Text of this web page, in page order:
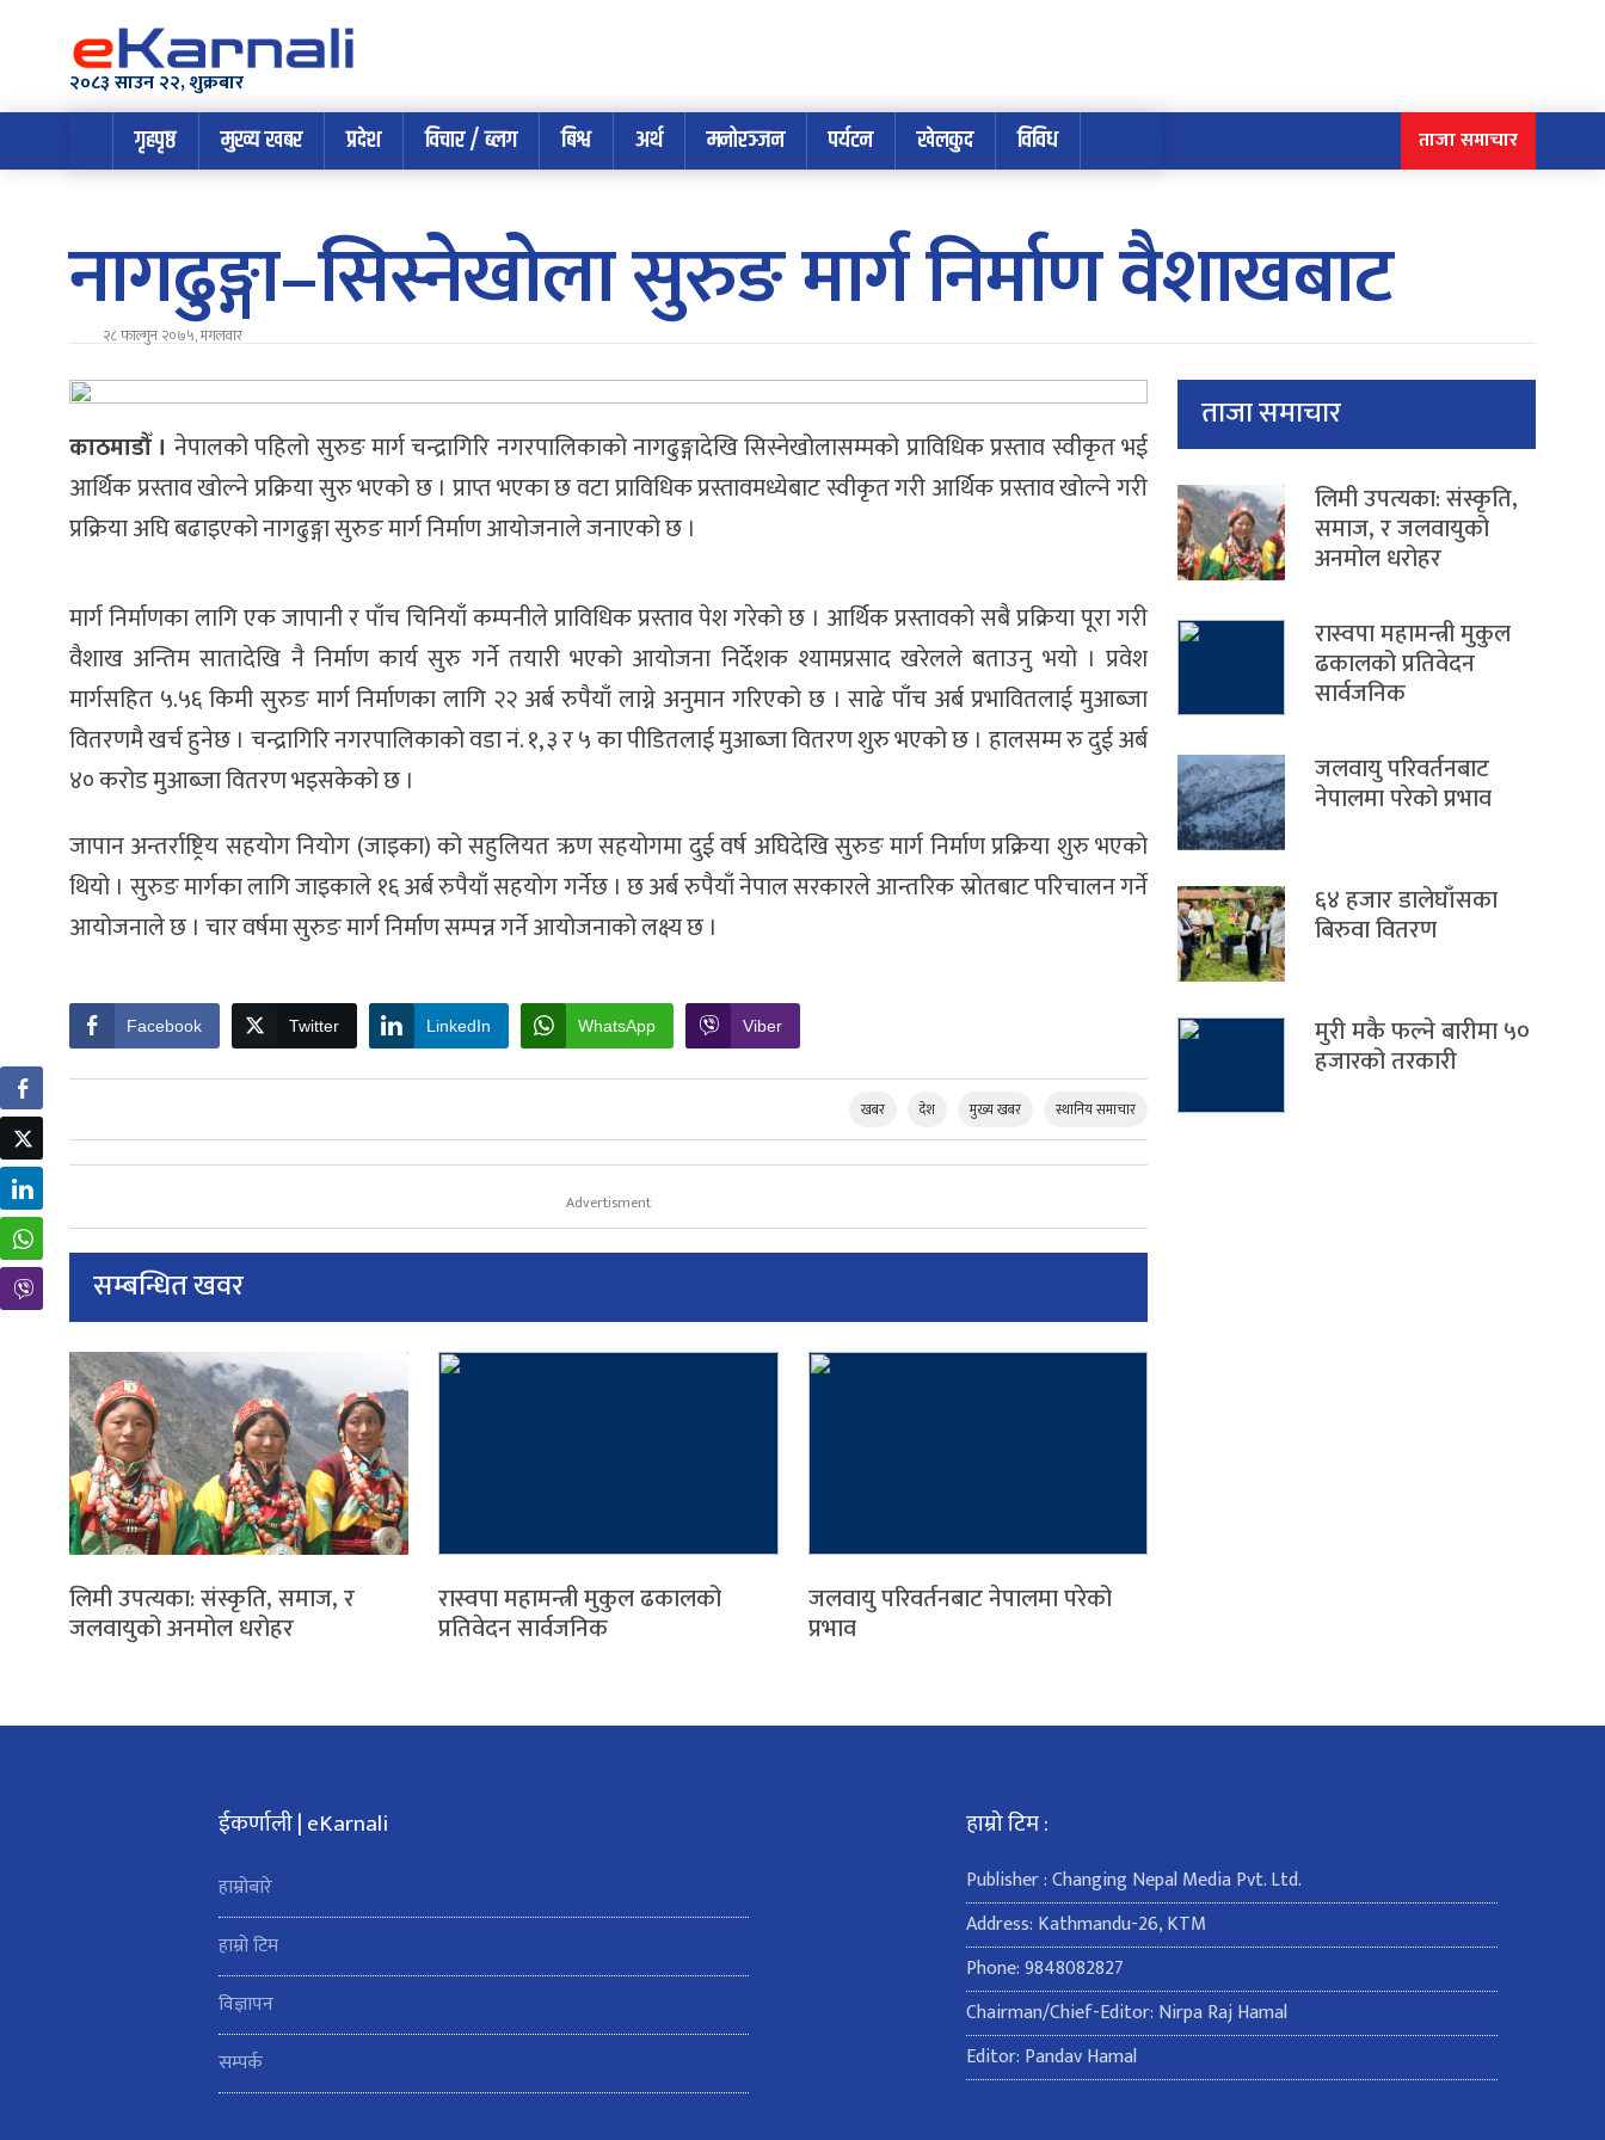
२०८३ साउन २२, शुक्रबार
गृहपृष्ठ मुख्य खबर प्रदेश विचार / ब्लग बिश्व अर्थ मनोरञ्जन पर्यटन खेलकुद विविध ताजा समाचार
नागढुङ्गा–सिस्नेखोला सुरुङ मार्ग निर्माण वैशाखबाट
२८ फाल्गुन २०७५, मंगलवार
काठमाडौँ । नेपालको पहिलो सुरुङ मार्ग चन्द्रागिरि नगरपालिकाको नागढुङ्गादेखि सिस्नेखोलासम्मको प्राविधिक प्रस्ताव स्वीकृत भई
आर्थिक प्रस्ताव खोल्ने प्रक्रिया सुरु भएको छ । प्राप्त भएका छ वटा प्राविधिक प्रस्तावमध्येबाट स्वीकृत गरी आर्थिक प्रस्ताव खोल्ने गरी
प्रक्रिया अघि बढाइएको नागढुङ्गा सुरुङ मार्ग निर्माण आयोजनाले जनाएको छ ।
मार्ग निर्माणका लागि एक जापानी र पाँच चिनियाँ कम्पनीले प्राविधिक प्रस्ताव पेश गरेको छ । आर्थिक प्रस्तावको सबै प्रक्रिया पूरा गरी
वैशाख अन्तिम सातादेखि नै निर्माण कार्य सुरु गर्ने तयारी भएको आयोजना निर्देशक श्यामप्रसाद खरेलले बताउनु भयो । प्रवेश
मार्गसहित ५.५६ किमी सुरुङ मार्ग निर्माणका लागि २२ अर्ब रुपैयाँ लाग्ने अनुमान गरिएको छ । साढे पाँच अर्ब प्रभावितलाई मुआब्जा
वितरणमै खर्च हुनेछ । चन्द्रागिरि नगरपालिकाको वडा नं. १, ३ र ५ का पीडितलाई मुआब्जा वितरण शुरु भएको छ । हालसम्म रु दुई अर्ब
४० करोड मुआब्जा वितरण भइसकेको छ ।
जापान अन्तर्राष्ट्रिय सहयोग नियोग (जाइका) को सहुलियत ऋण सहयोगमा दुई वर्ष अघिदेखि सुरुङ मार्ग निर्माण प्रक्रिया शुरु भएको
थियो । सुरुङ मार्गका लागि जाइकाले १६ अर्ब रुपैयाँ सहयोग गर्नेछ । छ अर्ब रुपैयाँ नेपाल सरकारले आन्तरिक स्रोतबाट परिचालन गर्ने
आयोजनाले छ । चार वर्षमा सुरुङ मार्ग निर्माण सम्पन्न गर्ने आयोजनाको लक्ष्य छ ।
Facebook Twitter LinkedIn WhatsApp Viber
खबर देश मुख्य खबर स्थानिय समाचार
Advertisment
सम्बन्धित खवर
लिमी उपत्यका: संस्कृति, समाज, र
जलवायुको अनमोल धरोहर
रास्वपा महामन्त्री मुकुल ढकालको
प्रतिवेदन सार्वजनिक
जलवायु परिवर्तनबाट नेपालमा परेको
प्रभाव
ताजा समाचार
लिमी उपत्यका: संस्कृति,
समाज, र जलवायुको
अनमोल धरोहर
रास्वपा महामन्त्री मुकुल
ढकालको प्रतिवेदन
सार्वजनिक
जलवायु परिवर्तनबाट
नेपालमा परेको प्रभाव
६४ हजार डालेघाँसका
बिरुवा वितरण
मुरी मकै फल्ने बारीमा ५०
हजारको तरकारी
ईकर्णाली | eKarnali
हाम्रोबारे
हाम्रो टिम
विज्ञापन
सम्पर्क
हाम्रो टिम :
Publisher : Changing Nepal Media Pvt. Ltd.
Address: Kathmandu-26, KTM
Phone: 9848082827
Chairman/Chief-Editor: Nirpa Raj Hamal
Editor: Pandav Hamal